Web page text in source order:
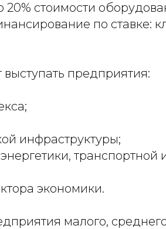
стоимости
по ставке:
предприятия:
инфраструктуры;
транспортной
экономики.
малого,